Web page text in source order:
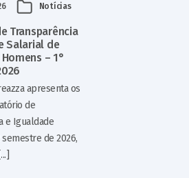
Notícias
Transparência
Salarial de
– 1°
apresenta os
de
e Igualdade
de 2026,